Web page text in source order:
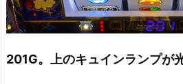
201G。上のキュインランプが